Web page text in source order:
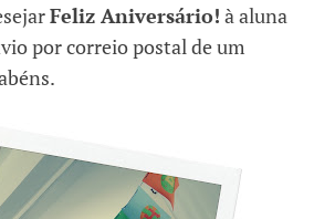
Feliz Aniversário! à aluna
por correio postal de um